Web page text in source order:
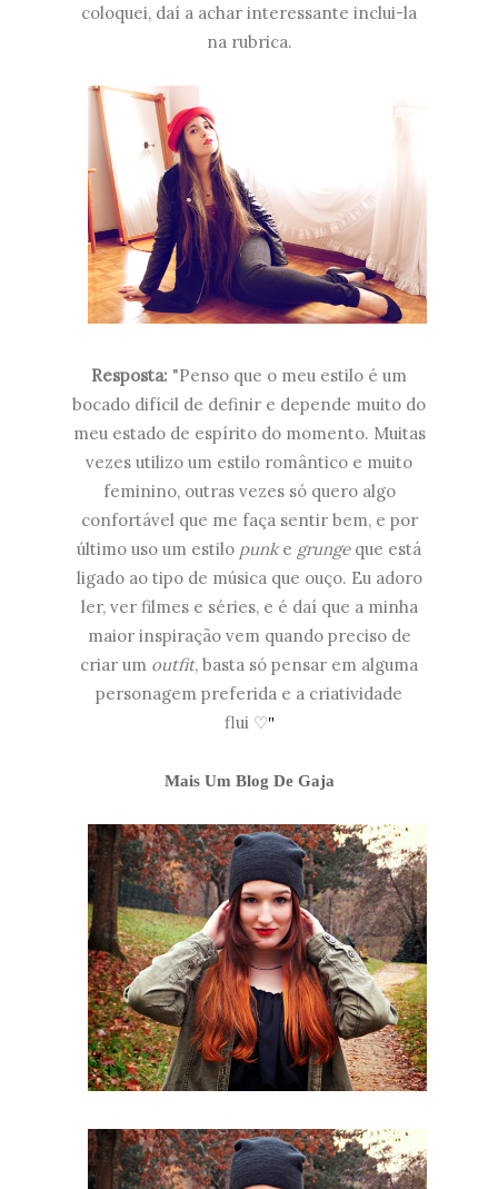
coloquei, daí a achar interessante inclui-la
na rubrica.
Resposta: "Penso que o meu estilo é um
bocado difícil de definir e depende muito do
meu estado de espírito do momento. Muitas
vezes utilizo um estilo romântico e muito
feminino, outras vezes só quero algo
confortável que me faça sentir bem, e por
último uso um estilo punke grungeque está
ligado ao tipo de música que ouço. Eu adoro
ler, ver filmes e séries, e é daí que a minha
maior inspiração vem quando preciso de
criar um outfit, basta só pensar em alguma
personagem preferida e a criatividade
flui ♡"
Mais Um Blog De Gaja